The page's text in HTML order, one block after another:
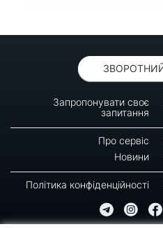
Запропонувати своє
запитання
Про сервіс
Новини
Політика конфіденційності